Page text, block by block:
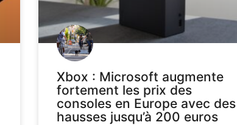
Xbox : Microsoft augmente
fortement les prix des
consoles en Europe avec des
hausses jusqu’à 200 euros